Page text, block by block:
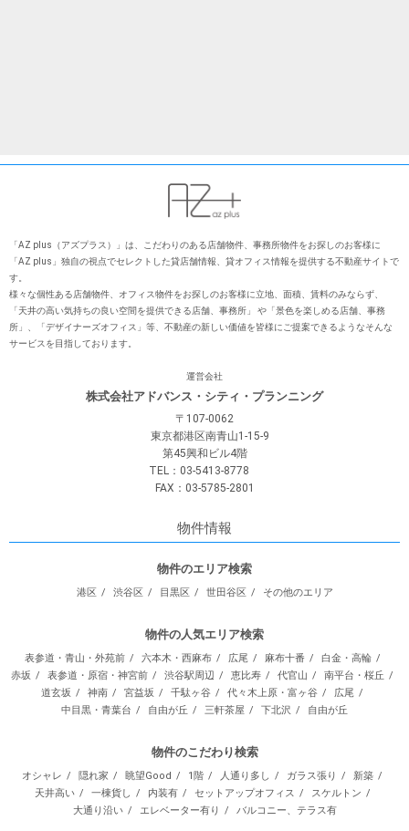
「AZ plus（アズプラス）」は、こだわりのある店舗物件、事務所物件をお探しのお客様に
「AZ plus」独⾃の視点でセレクトした貸店舗情報、貸オフィス情報を提供する不動産サイトで
す。
様々な個性ある店舗物件、オフィス物件をお探しのお客様に⽴地、⾯積、賃料のみならず、
「天井の⾼い気持ちの良い空間を提供できる店舗、事務所」 や「景⾊を楽しめる店舗、事務
所」、「デザイナーズオフィス」等、不動産の新しい価値を皆様にご提案できるようなそんな
サービスを⽬指しております。
運営会社
株式会社アドバンス・シティ・プランニング
〒107-0062
東京都港区南青山1-15-9
第45興和ビル4階
TEL：03-5413-8778
FAX：03-5785-2801
物件情報
物件のエリア検索
港区 渋谷区 目黒区 世田谷区 その他のエリア
物件の人気エリア検索
表参道・青山・外苑前 六本木・西麻布 広尾 麻布十番
白金・高輪
赤坂
表参道・原宿・神宮前 渋谷駅周辺 恵比寿 代官山
南平台・桜丘
道玄坂
神南 宮益坂 千駄ヶ谷 代々木上原・富ヶ谷
広尾
中目黒・青葉台
自由が丘 三軒茶屋 下北沢 自由が丘
物件のこだわり検索
オシャレ 隠れ家 眺望Good 1階 人通り多し ガラス張り
新築
天井高い
一棟貨し 内装有 セットアップオフィス
スケルトン
大通り沿い
エレベーター有り バルコニー、テラス有